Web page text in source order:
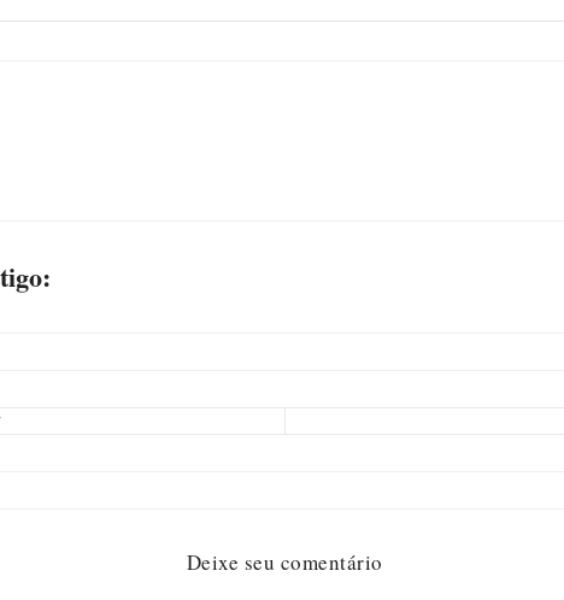
Deixe seu comentário